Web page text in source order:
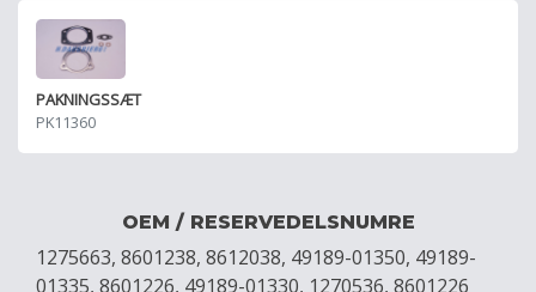
PAKNINGSSÆT
PK11360
OEM / RESERVEDELSNUMRE
1275663, 8601238, 8612038, 49189-01350, 49189-
01335, 8601226, 49189-01330, 1270536, 8601226